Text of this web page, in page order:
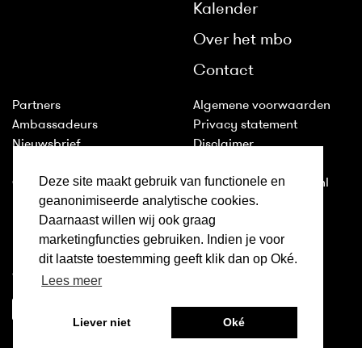
Deze site maakt gebruik van functionele en
geanonimiseerde analytische cookies.
Daarnaast willen wij ook graag
marketingfuncties gebruiken. Indien je voor
dit laatste toestemming geeft klik dan op Oké.
Lees meer
Liever niet Oké
Kalender
Over het mbo
Contact
Partners
Ambassadeurs
Nieuwsbrief
Colofon
Algemene voorwaarden
Privacy statement
Disclaimer
2011-2026 © ditismbo.nl
Inloggen
Ditismbo.nl is ook te volgen
op: